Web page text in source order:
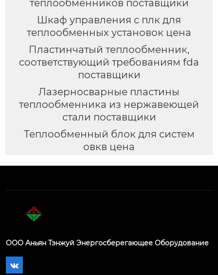
теплообменников поставщики
Шкаф управления с плк для
теплообменных установок цена
Пластинчатый теплообменник,
соответствующий требованиям fda
поставщики
Лазерносварные пластины
теплообменника из нержавеющей
стали поставщики
Теплообменный блок для систем
овкв цена
ООО Аньян Тэнжуй Энергосберегающее Оборудование
